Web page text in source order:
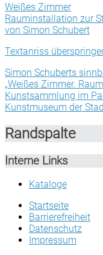
Weißes Zimmer
Rauminstallation zur
von Simon Schubert
Textanriss
Simon Schuberts
„Weißes Zimmer.
Kunstsammlung im
Kunstmuseum der
Randspalte
Interne Links
Kataloge
Startseite
Barrierefreiheit
Datenschutz
Impressum